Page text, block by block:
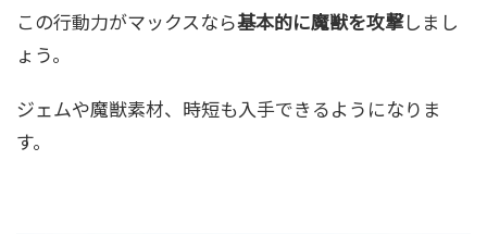
この行動力がマックスなら基本的に魔獣を攻撃しまし
ょう。
ジェムや魔獣素材、時短も入手できるようになりま
す。